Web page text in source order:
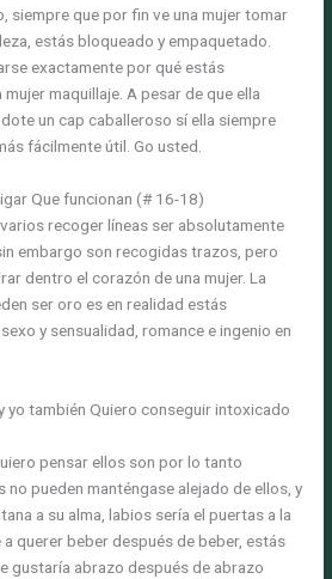
siempre que por fin ve una mujer tomar
estás bloqueado y empaquetado.
exactamente por qué estás
maquillaje. A pesar de que ella
un cap caballeroso sí ella siempre
fácilmente útil. Go usted.
Que funcionan (# 16-18)
recoger líneas ser absolutamente
embargo son recogidas trazos, pero
dentro el corazón de una mujer. La
ser oro es en realidad estás
y sensualidad, romance e ingenio en
yo también Quiero conseguir intoxicado
pensar ellos son por lo tanto
pueden manténgase alejado de ellos, y
a su alma, labios sería el puertas a la
querer beber después de beber, estás
gustaría abrazo después de abrazo